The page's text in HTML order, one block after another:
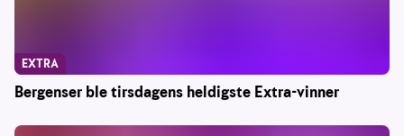
Bergenser ble tirsdagens heldigste Extra-vinner
EXTRA